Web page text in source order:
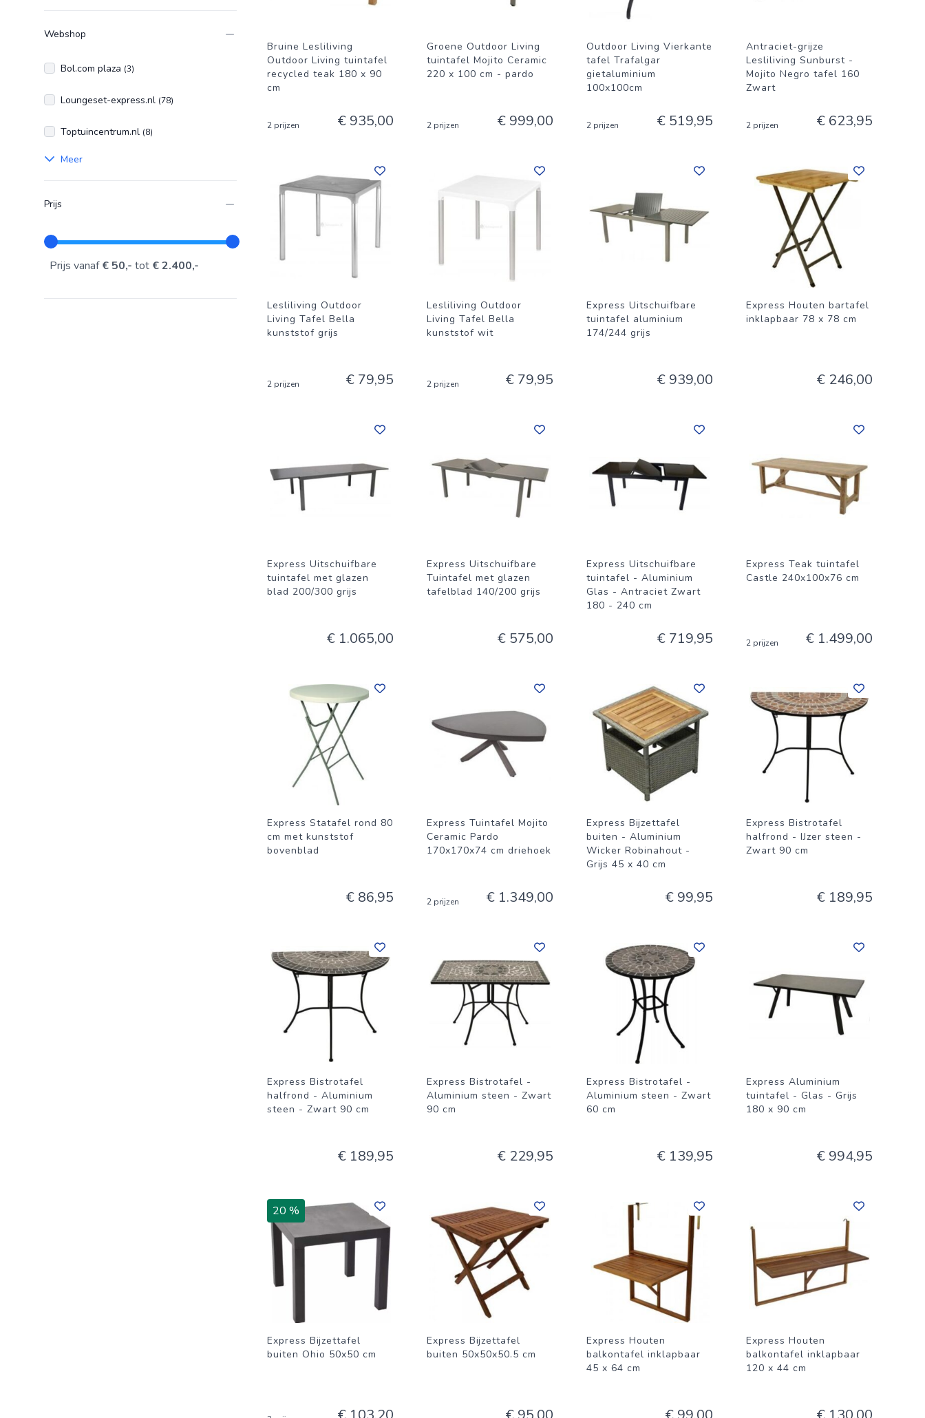
Webshop
Bol.com plaza (3)
Loungeset-express.nl (78)
Toptuincentrum.nl (8)
Meer
Prijs
Prijs vanaf€ 50,- tot € 2.400,-
Bruine Lesliliving
Outdoor Living tuintafel
recycled teak 180 x 90
cm
2 prijzen € 935,00
Groene Outdoor Living
tuintafel Mojito Ceramic
220 x 100 cm - pardo
2 prijzen € 999,00
Outdoor Living Vierkante
tafel Trafalgar
gietaluminium
100x100cm
2 prijzen € 519,95
Antraciet-grijze
Lesliliving Sunburst -
Mojito Negro tafel 160
Zwart
2 prijzen € 623,95
Lesliliving Outdoor
Living Tafel Bella
kunststof grijs
2 prijzen € 79,95
Lesliliving Outdoor
Living Tafel Bella
kunststof wit
2 prijzen € 79,95
Express Uitschuifbare
tuintafel aluminium
174/244 grijs
€ 939,00
Express Houten bartafel
inklapbaar 78 x 78 cm
€ 246,00
Express Uitschuifbare
tuintafel met glazen
blad 200/300 grijs
€ 1.065,00
Express Uitschuifbare
Tuintafel met glazen
tafelblad 140/200 grijs
€ 575,00
Express Uitschuifbare
tuintafel - Aluminium
Glas - Antraciet Zwart
180 - 240 cm
€ 719,95
Express Teak tuintafel
Castle 240x100x76 cm
2 prijzen € 1.499,00
Express Statafel rond 80
cm met kunststof
bovenblad
€ 86,95
Express Tuintafel Mojito
Ceramic Pardo
170x170x74 cm driehoek
2 prijzen € 1.349,00
Express Bijzettafel
buiten - Aluminium
Wicker Robinahout -
Grijs 45 x 40 cm
€ 99,95
Express Bistrotafel
halfrond - IJzer steen -
Zwart 90 cm
€ 189,95
Express Bistrotafel
halfrond - Aluminium
steen - Zwart 90 cm
€ 189,95
Express Bistrotafel -
Aluminium steen - Zwart
90 cm
€ 229,95
Express Bistrotafel -
Aluminium steen - Zwart
60 cm
€ 139,95
Express Aluminium
tuintafel - Glas - Grijs
180 x 90 cm
€ 994,95
20 %
Express Bijzettafel
buiten Ohio 50x50 cm
Express Bijzettafel
buiten 50x50x50.5 cm
Express Houten
balkontafel inklapbaar
45 x 64 cm
Express Houten
balkontafel inklapbaar
120 x 44 cm